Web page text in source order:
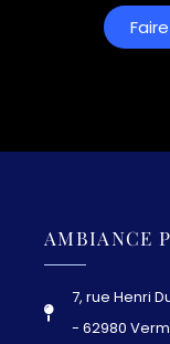
AMBIANCE
7, rue Henri
- 62980